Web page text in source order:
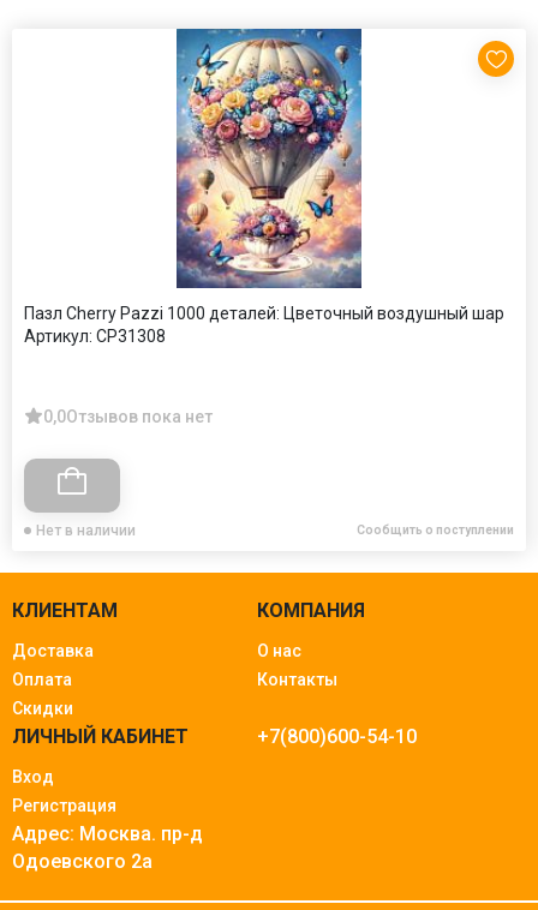
Пазл Cherry Pazzi 1000 деталей: Цветочный воздушный шар
Артикул: CP31308
0,0Отзывов пока нет
Нет в наличии Сообщить о поступлении
КЛИЕНТАМ
Доставка
Оплата
Скидки
КОМПАНИЯ
О нас
Контакты
ЛИЧНЫЙ КАБИНЕТ
Вход
Регистрация
+7(800)600-54-10
Адрес: Москва. пр-д
Одоевского 2а